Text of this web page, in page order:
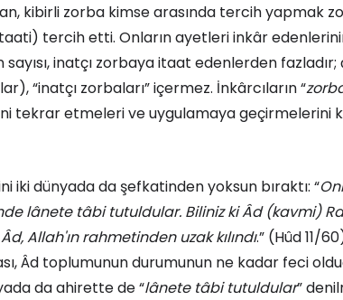
kibirli zorba kimse arasında tercih yapmak
tercih etti. Onların ayetleri inkâr
inatçı zorbaya itaat edenlerden
“inatçı zorbaları” içermez. İnkârcıların “
tekrar etmeleri ve uygulamaya geçirmelerini
iki dünyada da şefkatinden yoksun bıraktı: “
lânete tâbi tutuldular. Biliniz ki Âd (kavmi)
Allah'ın rahmetinden uzak kılındı.” (Hûd 11/
Âd toplumunun durumunun ne kadar feci
da ahirette de “lânete tâbi tutuldular”